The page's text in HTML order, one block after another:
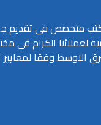
متخصص فى تقديم
لعملائنا الكرام فى
الاوسط وفقا لمعايير